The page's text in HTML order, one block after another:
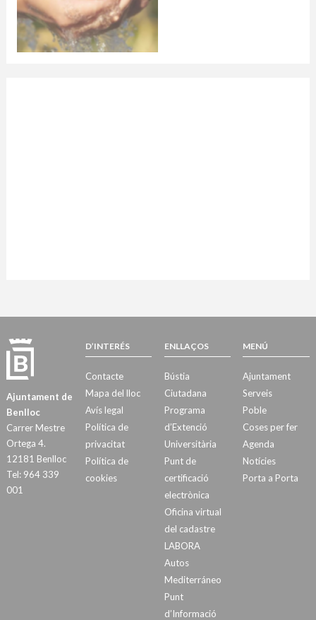
Ajuntament de
Benlloc
Carrer Mestre
Ortega 4.
12181 Benlloc
Tel: 964 339
001
D’INTERÉS
Contacte
Mapa del lloc
Avís legal
Política de
privacitat
Política de
cookies
ENLLAÇOS
Bústia
Ciutadana
Programa
d’Extenció
Universitària
Punt de
certificació
electrònica
Oficina virtual
del cadastre
LABORA
Autos
Mediterráneo
Punt
d’Informació
MENÚ
Ajuntament
Serveis
Poble
Coses per fer
Agenda
Notícies
Porta a Porta